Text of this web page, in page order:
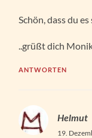
Schön, dass du
..grüßt dich
ANTWORTEN
Helmut
19.